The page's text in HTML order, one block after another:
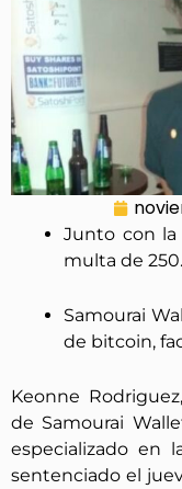
Junto con la
multa de
Samourai
de bitcoin,
Keonne
de Samourai
especializado en
sentenciado el